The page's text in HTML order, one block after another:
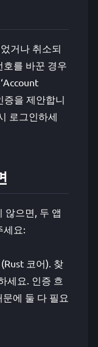
거나 취소되
호를 바꾼 경우
증을 제안합니
로그인하세
않으면, 두 앱
세요:
(Rust 코어). 찾
세요. 인증 흐
에 둘 다 필요